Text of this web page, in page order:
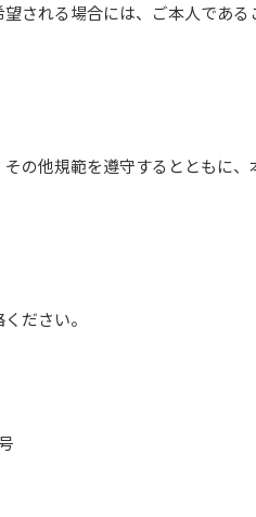
される場合には、ご本人であ
の他規範を遵守するとともに
ださい。